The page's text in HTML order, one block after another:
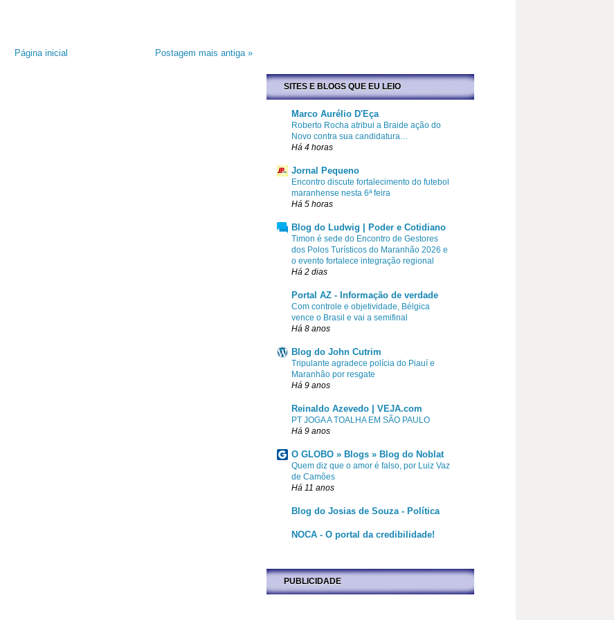
Postagem mais antiga »
Página inicial
SITES E BLOGS QUE EU LEIO
Marco Aurélio D'Eça
Roberto Rocha atribui a Braide ação do
Novo contra sua candidatura…
Há 4 horas
Jornal Pequeno
Encontro discute fortalecimento do futebol
maranhense nesta 6ª feira
Há 5 horas
Blog do Ludwig | Poder e Cotidiano
Timon é sede do Encontro de Gestores
dos Polos Turísticos do Maranhão 2026 e
o evento fortalece integração regional
Há 2 dias
Portal AZ - Informação de verdade
Com controle e objetividade, Bélgica
vence o Brasil e vai a semifinal
Há 8 anos
Blog do John Cutrim
Tripulante agradece polícia do Piauí e
Maranhão por resgate
Há 9 anos
Reinaldo Azevedo | VEJA.com
PT JOGA A TOALHA EM SÃO PAULO
Há 9 anos
O GLOBO » Blogs » Blog do Noblat
Quem diz que o amor é falso, por Luiz Vaz
de Camões
Há 11 anos
Blog do Josias de Souza - Política
NOCA - O portal da credibilidade!
PUBLICIDADE